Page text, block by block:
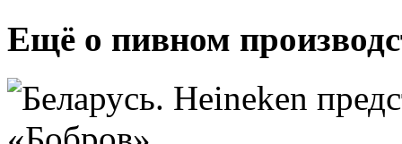
Ещё о пивном